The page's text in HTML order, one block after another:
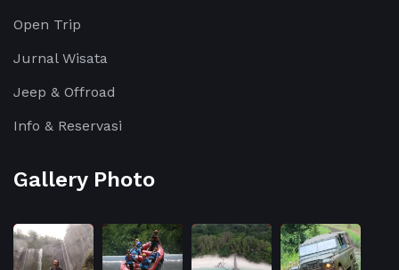
Open Trip
Jurnal Wisata
Jeep & Offroad
Info & Reservasi
Gallery Photo